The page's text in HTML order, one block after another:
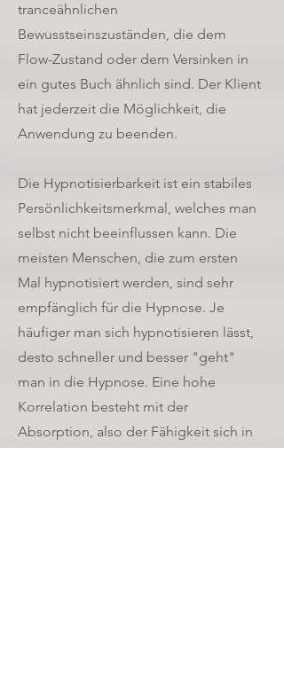
tranceähnlichen
Bewusstseinszuständen, die dem
Flow-Zustand oder dem Versinken in
ein gutes Buch ähnlich sind. Der Klient
hat jederzeit die Möglichkeit, die
Anwendung zu beenden.
Die Hypnotisierbarkeit ist ein stabiles
Persönlichkeitsmerkmal, welches man
selbst nicht beeinflussen kann. Die
meisten Menschen, die zum ersten
Mal hypnotisiert werden, sind sehr
empfänglich für die Hypnose. Je
häufiger man sich hypnotisieren lässt,
desto schneller und besser "geht"
man in die Hypnose. Eine hohe
Korrelation besteht mit der
Absorption, also der Fähigkeit sich in